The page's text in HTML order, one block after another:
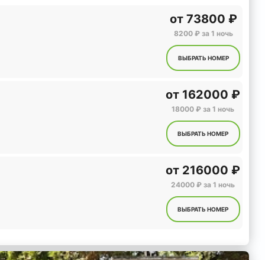
от73800 ₽
8200 ₽ за 1 ночь
ВЫБРАТЬ НОМЕР
от 162000 ₽
18000 ₽ за 1 ночь
ВЫБРАТЬ НОМЕР
от 216000 ₽
24000 ₽ за 1 ночь
ВЫБРАТЬ НОМЕР